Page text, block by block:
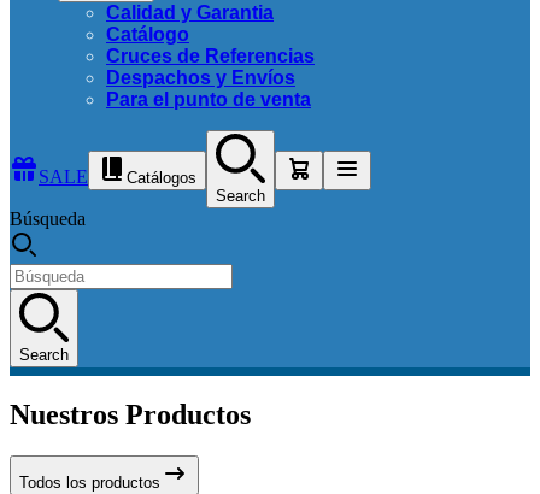
Calidad y Garantia
Catálogo
Cruces de Referencias
Despachos y Envíos
Para el punto de venta
SALE
Catálogos
Search
Búsqueda
Search
Nuestros Productos
Todos los productos